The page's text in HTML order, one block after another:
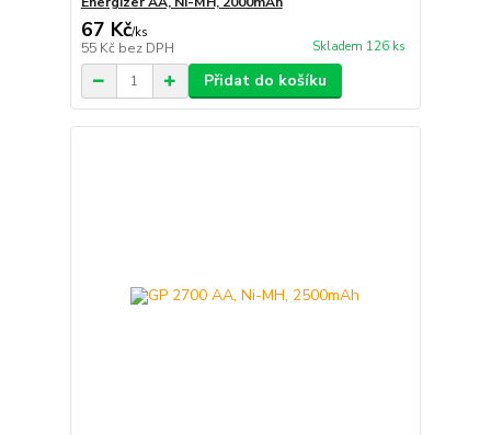
67 Kč/ks
55 Kč bez DPH Skladem 126 ks
Přidat do košíku